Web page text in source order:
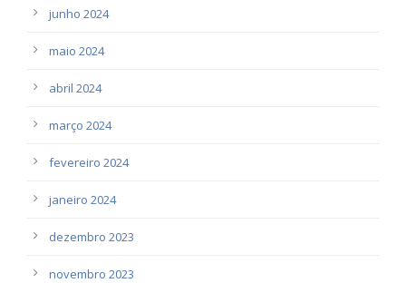
junho 2024
maio 2024
abril 2024
março 2024
fevereiro 2024
janeiro 2024
dezembro 2023
novembro 2023